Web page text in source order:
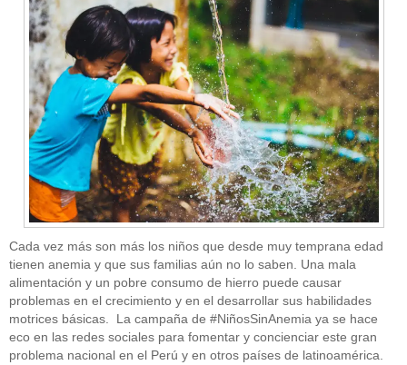
Cada vez más son más los niños que desde muy temprana edad
tienen anemia y que sus familias aún no lo saben. Una mala
alimentación y un pobre consumo de hierro puede causar
problemas en el crecimiento y en el desarrollar sus habilidades
motrices básicas. La campaña de #NiñosSinAnemia ya se hace
eco en las redes sociales para fomentar y concienciar este gran
problema nacional en el Perú y en otros países de latinoamérica.